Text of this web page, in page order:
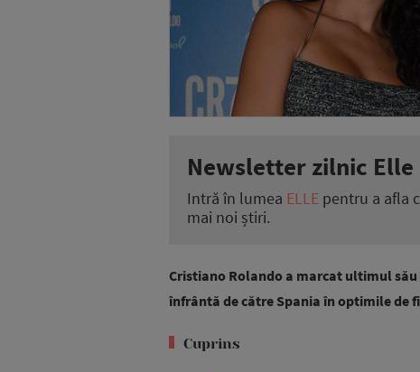
Newsletter zilnic Elle
Intră în lumea ELLE pentru a afla
mai noi știri.
Cristiano Rolando a marcat ultimul
înfrântă de către Spania în optimile de
Cuprins